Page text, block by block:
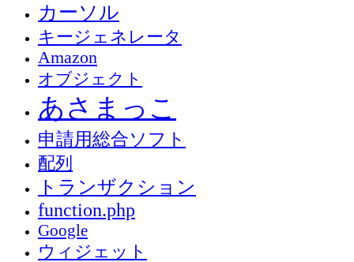
カーソル
キージェネレータ
Amazon
オブジェクト
あさまっこ
申請用総合ソフト
配列
トランザクション
function.php
Google
ウィジェット